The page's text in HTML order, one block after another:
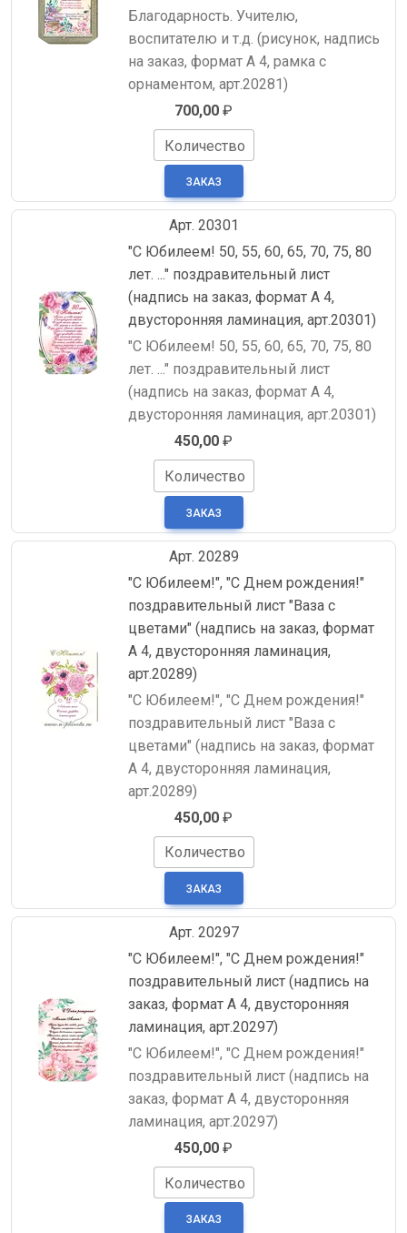
Благодарность. Учителю,
воспитателю и т.д. (рисунок, надпись
на заказ, формат А 4, рамка с
орнаментом, арт.20281)
700,00 ₽
Количество
Арт. 20301
"С Юбилеем! 50, 55, 60, 65, 70, 75, 80
лет. ..." поздравительный лист
(надпись на заказ, формат А 4,
двусторонняя ламинация, арт.20301)
"С Юбилеем! 50, 55, 60, 65, 70, 75, 80
лет. ..." поздравительный лист
(надпись на заказ, формат А 4,
двусторонняя ламинация, арт.20301)
450,00 ₽
Количество
Арт. 20289
"С Юбилеем!", "С Днем рождения!"
поздравительный лист "Ваза с
цветами" (надпись на заказ, формат
А 4, двусторонняя ламинация,
арт.20289)
"С Юбилеем!", "С Днем рождения!"
поздравительный лист "Ваза с
цветами" (надпись на заказ, формат
А 4, двусторонняя ламинация,
арт.20289)
450,00 ₽
Количество
Арт. 20297
"С Юбилеем!", "С Днем рождения!"
поздравительный лист (надпись на
заказ, формат А 4, двусторонняя
ламинация, арт.20297)
"С Юбилеем!", "С Днем рождения!"
поздравительный лист (надпись на
заказ, формат А 4, двусторонняя
ламинация, арт.20297)
450,00 ₽
Количество